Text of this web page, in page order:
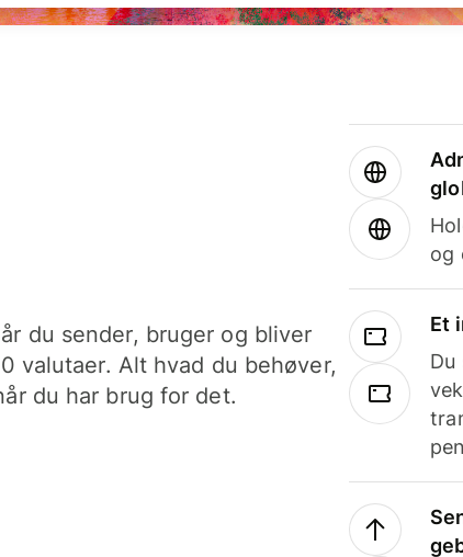
du sender, bruger og bliver
valutaer. Alt hvad du behøver,
du har brug for det.
og
Et
Du